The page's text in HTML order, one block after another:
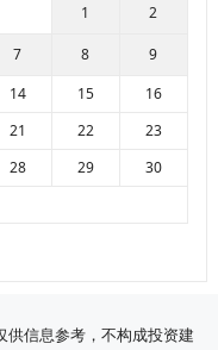
1 2
7 8
9
14 15
16
21 22
23
28 29
30
供信息参考，不构成投资建